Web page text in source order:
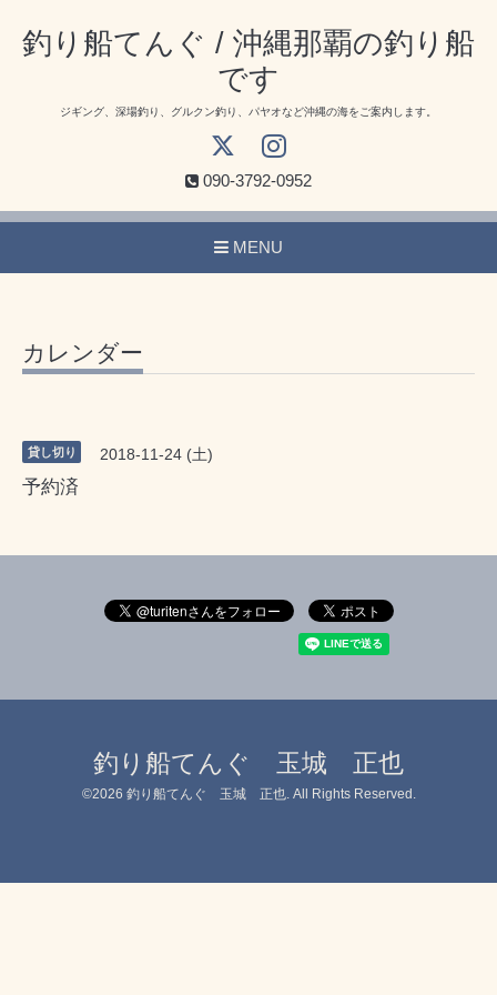
釣り船てんぐ / 沖縄那覇の釣り船
です
ジギング、深場釣り、グルクン釣り、パヤオなど沖縄の海をご案内します。
090-3792-0952
MENU
カレンダー
貸し切り 2018-11-24 (土)
予約済
釣り船てんぐ 玉城 正也
©2026 釣り船てんぐ 玉城 正也. All Rights Reserved.